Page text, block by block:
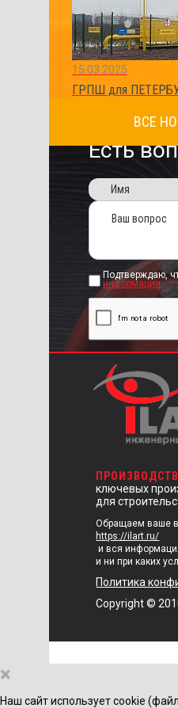
15.03.2025
ГРПШ для
ВСЕ
Есть
Подтверждаю,
информации
ключевых
для
Обращаем ваше
https://ilart.ru/
и вся
и ни при каких
Политика
Copyright ©
×
Наш сайт использует cookie